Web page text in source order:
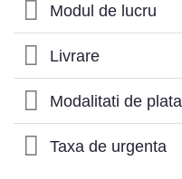
Modul de lucru
Livrare
Modalitati de plata
Taxa de urgenta